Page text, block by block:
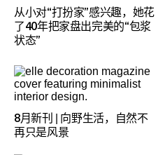
从小对“打扮家”感兴趣，她花
了40年把家盘出完美的“包浆
状态”
8月新刊 | 向野生活，自然不
再只是风景